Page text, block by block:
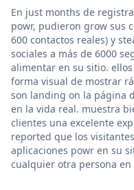
En just months de
powr, pudieron grow sus
600 contactos reales) y
sociales a más de 6000
alimentar en su sitio.
forma visual de mostrar
son landing on la página
en la vida real. muestra
clientes una excelente
reported que los
aplicaciones powr en su
cualquier otra persona en